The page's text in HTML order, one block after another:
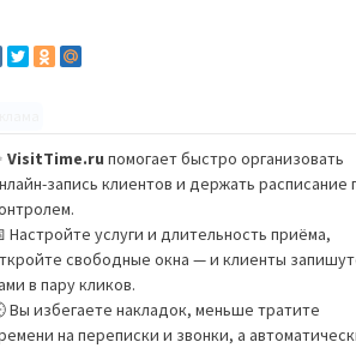
VisitTime.ru помогает быстро организовать
запись клиентов и держать расписание
Настройте услуги и длительность приёма,
свободные окна — и клиенты
в пару кликов.
Вы избегаете накладок, меньше тратите
на переписки и звонки, а